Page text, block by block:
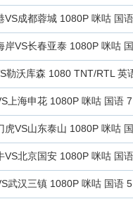
成都蓉城 1080P 咪咕 国
VS长春亚泰 1080P 咪咕
勒沃库森 1080 TNT/RTL 英
上海申花 1080P 咪咕 国语
VS山东泰山 1080P 咪咕
北京国安 1080P 咪咕 国
武汉三镇 1080P 咪咕 国语